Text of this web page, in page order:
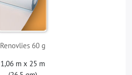
Renovlies 60 g
1,06 m x 25 m